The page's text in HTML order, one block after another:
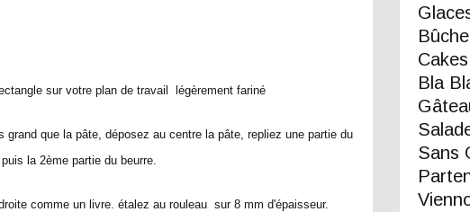
sur votre plan de travail légèrement fariné
que la pâte, déposez au centre la pâte, repliez une partie du
la 2ème partie du beurre.
comme un livre. étalez au rouleau sur 8 mm d'épaisseur.
Bla
Sans